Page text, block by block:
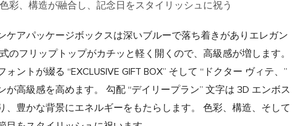
彩、構造が融合し、記念日をスタイリッシュに祝う
ケアパッケージボックスは深いブルーで落ち着きがありエレガン
のフリップトップがカチッと軽く開くので、高級感が増します。
ントが綴る “EXCLUSIVE GIFT BOX” そして “ドクター ヴィテ、”
が高級感を高めます。 勾配 “デイリープラン” 文字は 3D エンボス
、豊かな背景にエネルギーをもたらします。 色彩、構造、そして